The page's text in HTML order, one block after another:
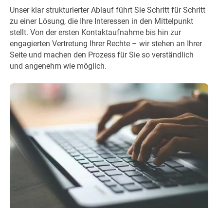
Unser klar strukturierter Ablauf führt Sie Schritt für Schritt
zu einer Lösung, die Ihre Interessen in den Mittelpunkt
stellt. Von der ersten Kontaktaufnahme bis hin zur
engagierten Vertretung Ihrer Rechte – wir stehen an Ihrer
Seite und machen den Prozess für Sie so verständlich
und angenehm wie möglich.